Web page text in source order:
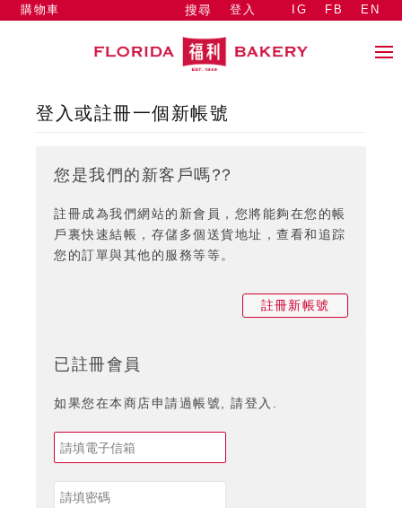
搜尋 登入
購物車 IG FB EN
登入或註冊一個新帳號
您是我們的新客戶嗎??
註冊成為我們網站的新會員，您將能夠在您的帳
戶裏快速結帳，存儲多個送貨地址，查看和追踪
您的訂單與其他的服務等等。
註冊新帳號
已註冊會員
如果您在本商店申請過帳號, 請登入.